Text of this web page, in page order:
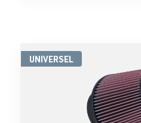
UNIVERSEL